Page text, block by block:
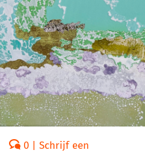
0 | Schrijf een